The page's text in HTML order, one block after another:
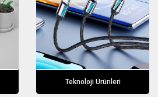
Teknoloji Ürünleri